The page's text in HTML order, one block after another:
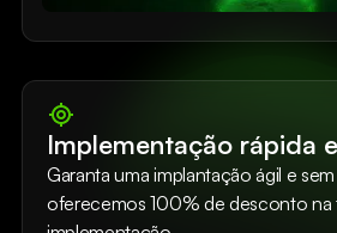
Implementação rápida
Garanta uma implantação ágil e
oferecemos 100% de desconto na